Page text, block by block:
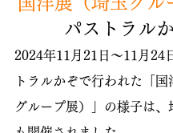
パストラル
2024年11月21日～11月24
トラルかぞで行われた「国
グループ展）」の様子は、